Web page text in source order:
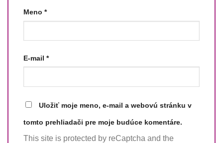
Meno *
E-mail *
Uložiť moje meno, e-mail a webovú stránku v
tomto prehliadači pre moje budúce komentáre.
This site is protected by reCaptcha and the